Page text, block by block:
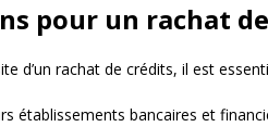
pour un rachat
d’un rachat de crédits, il est
établissements bancaires et